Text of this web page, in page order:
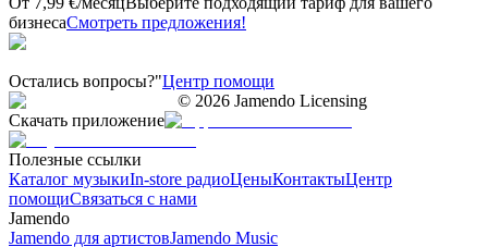
бизнесаСмотреть предложения!
Остались вопросы?"Центр помощи
© 2026 Jamendo Licensing
Скачать приложение
Полезные ссылки
Каталог музыкиIn-store радиоЦеныКонтактыЦентр
помощиСвязаться с нами
Jamendo
Jamendo для артистовJamendo Music